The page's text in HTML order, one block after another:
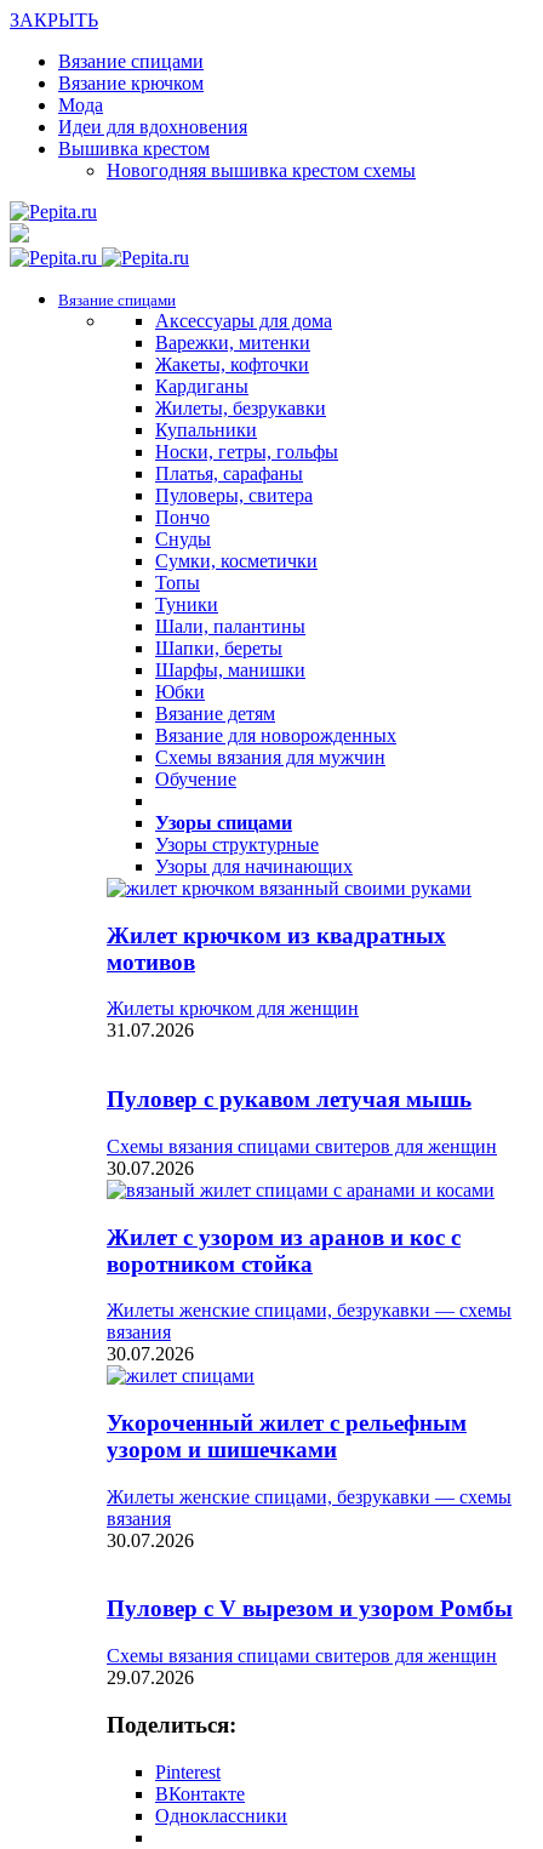
ЗАКРЫТЬ
Вязание спицами
Вязание крючком
Мода
Идеи для вдохновения
Вышивка крестом
Новогодняя вышивка крестом схемы
Вязание спицами
Аксессуары для дома
Варежки, митенки
Жакеты, кофточки
Кардиганы
Жилеты, безрукавки
Купальники
Носки, гетры, гольфы
Платья, сарафаны
Пуловеры, свитера
Пончо
Снуды
Сумки, косметички
Топы
Туники
Шали, палантины
Шапки, береты
Шарфы, манишки
Юбки
Вязание детям
Вязание для новорожденных
Схемы вязания для мужчин
Обучение
Узоры спицами
Узоры структурные
Узоры для начинающих
Жилет крючком из квадратных
мотивов
Жилеты крючком для женщин
31.07.2026
Пуловер с рукавом летучая мышь
Схемы вязания спицами свитеров для женщин
30.07.2026
Жилет с узором из аранов и кос с
воротником стойка
Жилеты женские спицами, безрукавки — схемы
вязания
30.07.2026
Укороченный жилет с рельефным
узором и шишечками
Жилеты женские спицами, безрукавки — схемы
вязания
30.07.2026
Пуловер с V вырезом и узором Ромбы
Схемы вязания спицами свитеров для женщин
29.07.2026
Поделиться:
Pinterest
ВКонтакте
Одноклассники